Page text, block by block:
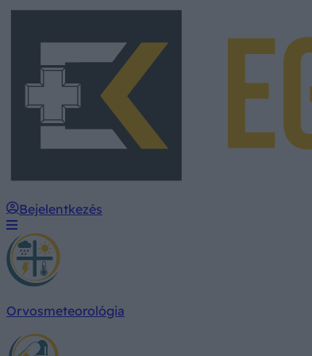
Bejelentkezés
Orvosmeteorológia